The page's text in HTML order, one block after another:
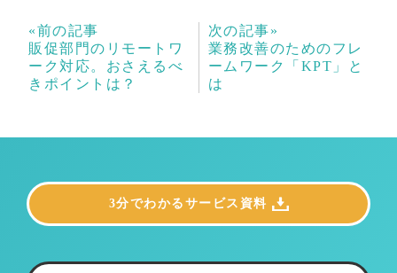
«前の記事
販促部門のリモートワ
ーク対応。おさえるべ
きポイントは？
次の記事»
業務改善のためのフレ
ームワーク「KPT」と
は
3分でわかるサービス資料